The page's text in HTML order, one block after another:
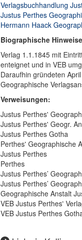
Verlagsbuchhandlung
Justus Perthes
Hermann Haack
Biographische
Verlag 1.1.1845 mit
enteignet und in VEB
Daraufhin gründeten
Geographische
Verweisungen:
Justus Perthes'
Justus Perthes' Geogr.
Justus Perthes Gotha
Perthes' Geographische
Justus Perthes
Perthes
Justus Perthes’
Justus Perthes’
Geographische Anstalt
VEB Justus Perthes'
VEB Justus Perthes